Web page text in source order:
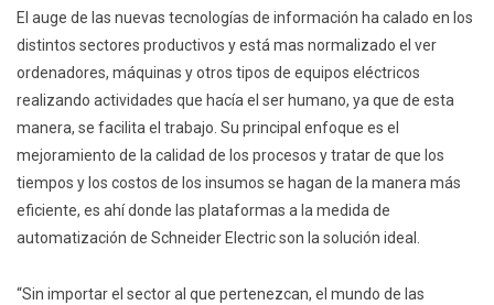
El auge de las nuevas tecnologías de información ha calado en los
distintos sectores productivos y está mas normalizado el ver
ordenadores, máquinas y otros tipos de equipos eléctricos
realizando actividades que hacía el ser humano, ya que de esta
manera, se facilita el trabajo. Su principal enfoque es el
mejoramiento de la calidad de los procesos y tratar de que los
tiempos y los costos de los insumos se hagan de la manera más
eficiente, es ahí donde las plataformas a la medida de
automatización de Schneider Electric son la solución ideal.
“Sin importar el sector al que pertenezcan, el mundo de las